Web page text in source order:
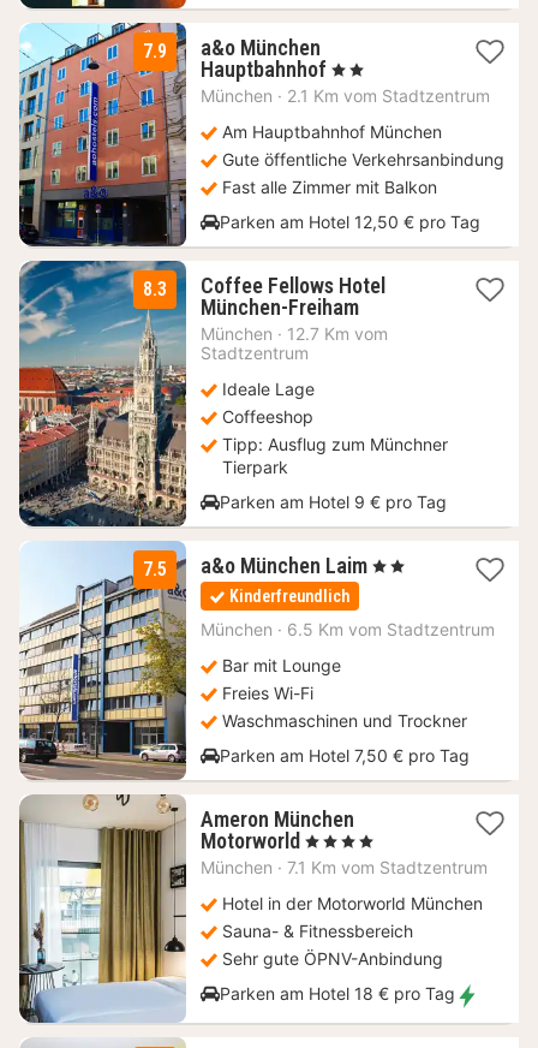
7.9
a&o München
Hauptbahnhof 2
Nächte
89,63
€
, 2 Sterne
München · 2.1 Km vom Stadtzentrum
Am Hauptbahnhof München
Gute öffentliche Verkehrsanbindung
Fast alle Zimmer mit Balkon
Parken am Hotel 12,50 € pro Tag
8.3
Coffee Fellows Hotel
München-Freiham2
Nächte
München · 12.7 Km vom
Stadtzentrum
Ideale Lage
Coffeeshop
Tipp: Ausflug zum Münchner
Tierpark
Parken am Hotel 9 € pro Tag
7.5 a&o München Laim 2
74,54
, 2 Sterne
Kinderfreundlich
München · 6.5 Km vom Stadtzentrum
Bar mit Lounge
Freies Wi-Fi
Waschmaschinen und Trockner
Parken am Hotel 7,50 € pro Tag
Ameron München
Motorworld 1
Nacht
149
€
, 4 Sterne
München · 7.1 Km vom Stadtzentrum
Hotel in der Motorworld München
Sauna- & Fitnessbereich
Sehr gute ÖPNV-Anbindung
Parken am Hotel 18 € pro Tag